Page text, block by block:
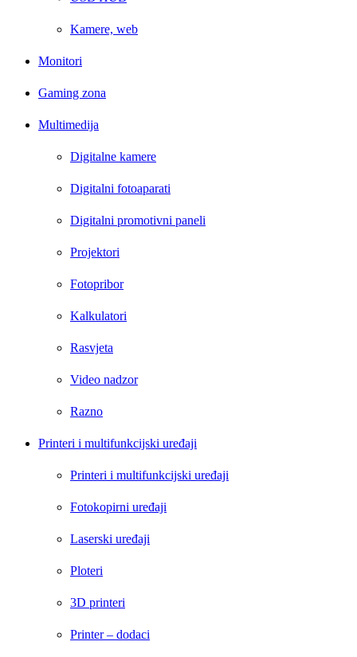
Kamere, web
Monitori
Gaming zona
Multimedija
Digitalne kamere
Digitalni fotoaparati
Digitalni promotivni paneli
Projektori
Fotopribor
Kalkulatori
Rasvjeta
Video nadzor
Razno
Printeri i multifunkcijski uređaji
Printeri i multifunkcijski uređaji
Fotokopirni uređaji
Laserski uređaji
Ploteri
3D printeri
Printer – dodaci